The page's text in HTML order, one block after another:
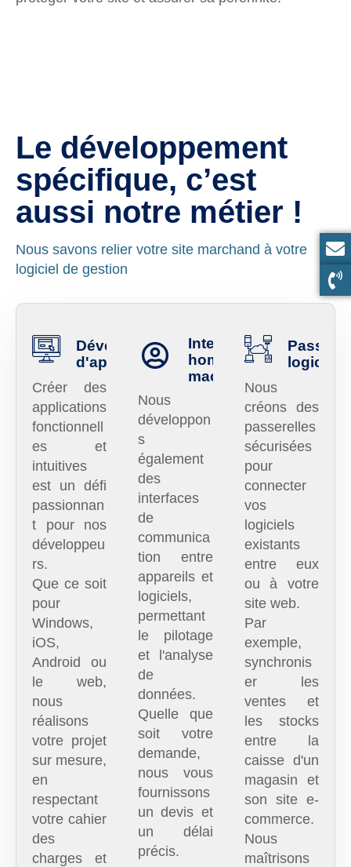
Le développement
spécifique, c’est
aussi notre métier !
Nous savons relier votre site marchand à votre
logiciel de gestion
Développement
d'applications
Créer des
applications
fonctionnell
es et
intuitives
est un défi
passionnan
t pour nos
développeu
rs.
Que ce soit
pour
Windows,
iOS,
Android ou
le web,
nous
réalisons
votre projet
sur mesure,
en
respectant
votre cahier
des
charges et
Interfaces
homme-
machine
Nous
développon
s
également
des
interfaces
de
communica
tion entre
appareils et
logiciels,
permettant
le pilotage
et l'analyse
de
données.
Quelle que
soit votre
demande,
nous vous
fournissons
un devis et
un délai
précis.
Nous
créons des
passerelles
sécurisées
pour
connecter
vos
logiciels
existants
entre eux
ou à votre
site web.
Par
exemple,
synchronis
er les
ventes et
les stocks
entre la
caisse d'un
magasin et
son site e-
commerce.
Nous
maîtrisons